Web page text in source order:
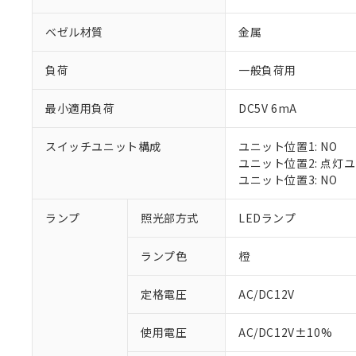
ベゼル材質 金属
負荷 一般負荷用
最小適用負荷 DC5V 6mA
スイッチユニット構成
ユニット位置1: NO
ユニット位置2: 点灯
ユニット位置3: NO
ランプ 照光部方式 LEDランプ
ランプ色 橙
定格電圧 AC/DC12V
使用電圧 AC/DC12V±10%
ご利用条件
※1 対応状況
調査・確認中：
非該当品：ライセ
仕入先様の事情に
があります。
※1 中国